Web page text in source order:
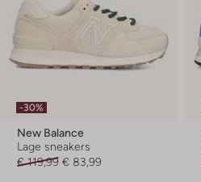
-30%
New Balance
Lage sneakers
€ 119,99 € 83,99